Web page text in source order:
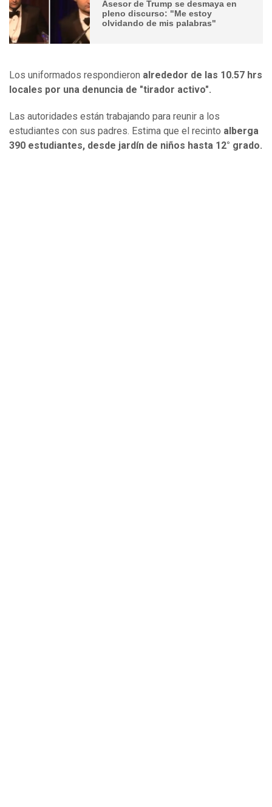
Asesor de Trump se desmaya en
pleno discurso: "Me estoy
olvidando de mis palabras"
Los uniformados respondieron alrededor de las 10.57 hrs
locales por una denuncia de "tirador activo".
Las autoridades están trabajando para reunir a los
estudiantes con sus padres. Estima que el recinto alberga
390 estudiantes, desde jardín de niños hasta 12° grado.